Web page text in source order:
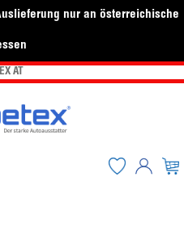
nur an österreichische
AT